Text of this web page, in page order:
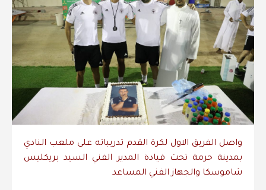
واصل الفريق الاول لكرة القدم تدريباته على ملعب النادي
بمدينة حرمة تحت قيادة المدير الفني السيد بريكليس
شاموسكا والجهاز الفني المساعد